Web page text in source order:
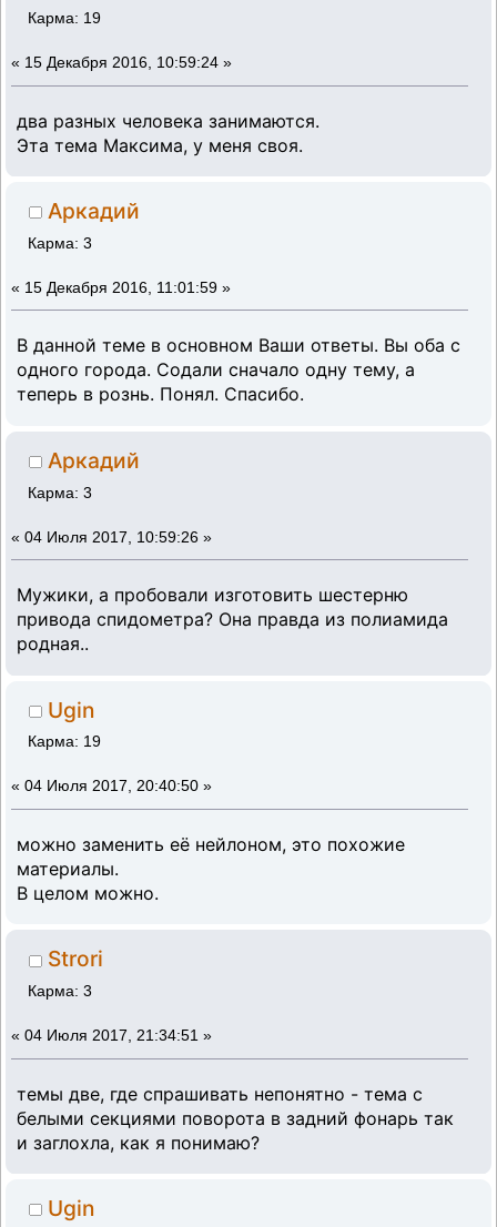
Карма: 19
« 15 Декабря 2016, 10:59:24 »
два разных человека занимаются.
Эта тема Максима, у меня своя.
Аркадий
Карма: 3
« 15 Декабря 2016, 11:01:59 »
В данной теме в основном Ваши ответы. Вы оба с
одного города. Содали сначало одну тему, а
теперь в рознь. Понял. Спасибо.
Аркадий
Карма: 3
« 04 Июля 2017, 10:59:26 »
Мужики, а пробовали изготовить шестерню
привода спидометра? Она правда из полиамида
родная..
Ugin
Карма: 19
« 04 Июля 2017, 20:40:50 »
можно заменить её нейлоном, это похожие
материалы.
В целом можно.
Strori
Карма: 3
« 04 Июля 2017, 21:34:51 »
темы две, где спрашивать непонятно - тема с
белыми секциями поворота в задний фонарь так
и заглохла, как я понимаю?
Ugin